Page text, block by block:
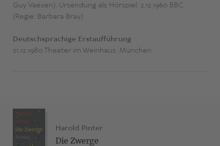
Guy Vaesen); Ursendung als Hörspiel: 2.12.1960 BBC
(Regie: Barbara Bray)
Deutschsprachige Erstaufführung
21.12.1980 Theater im Weinhaus, München
Harold Pinter
Die Zwerge